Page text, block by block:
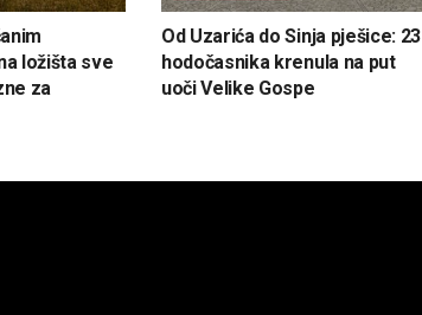
ložišta sve
za
Od Uzarića do Sinja pješice: 23
hodočasnika krenula na put
uoči Velike Gospe